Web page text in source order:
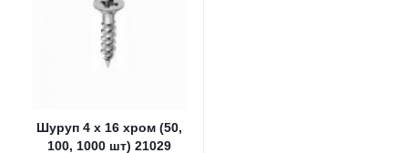
Шуруп 4 х 16 хром (50,
100, 1000 шт) 21029